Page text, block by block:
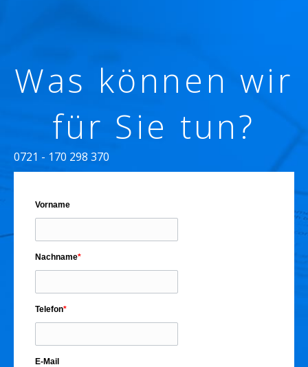
Was können wir
für Sie tun?
0721 - 170 298 370
Vorname
Nachname*
Telefon*
E-Mail